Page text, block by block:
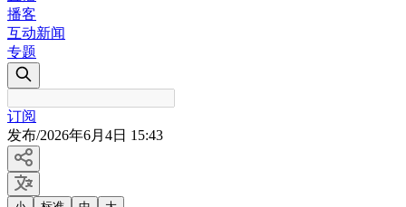
播客
互动新闻
专题
订阅
发布/2026年6月4日 15:43